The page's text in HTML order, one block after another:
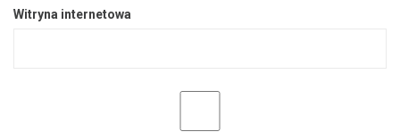
Witryna internetowa